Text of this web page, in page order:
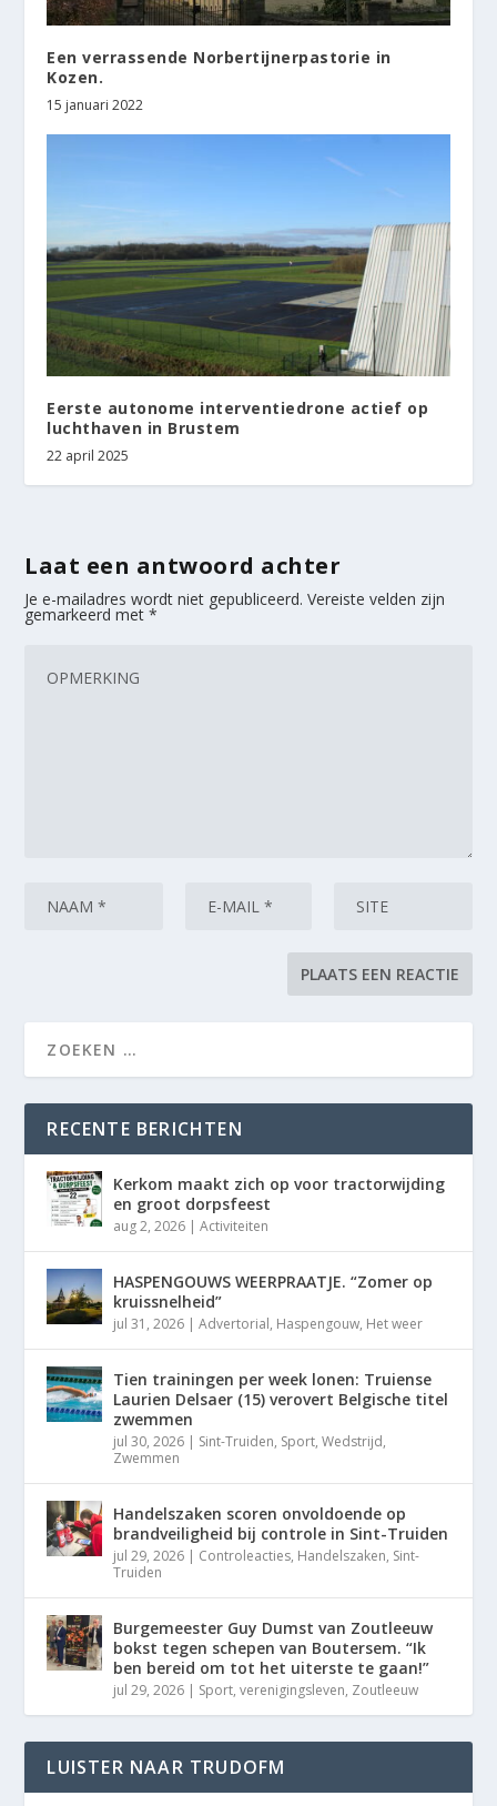
Een verrassende Norbertijnerpastorie in
Kozen.
15 januari 2022
Eerste autonome interventiedrone actief op
luchthaven in Brustem
22 april 2025
Laat een antwoord achter
Je e-mailadres wordt niet gepubliceerd. Vereiste velden zijn
gemarkeerd met*
RECENTE BERICHTEN
Kerkom maakt zich op voor tractorwijding
en groot dorpsfeest
aug 2, 2026 |Activiteiten
HASPENGOUWS WEERPRAATJE. “Zomer op
kruissnelheid”
jul 31, 2026 |Advertorial, Haspengouw, Het weer
Tien trainingen per week lonen: Truiense
Laurien Delsaer (15) verovert Belgische titel
zwemmen
jul 30, 2026 | Sint-Truiden, Sport,Wedstrijd,
Zwemmen
Handelszaken scoren onvoldoende op
brandveiligheid bij controle in Sint-Truiden
jul 29, 2026 | Controleacties, Handelszaken, Sint-
Truiden
Burgemeester Guy Dumst van Zoutleeuw
bokst tegen schepen van Boutersem. “Ik
ben bereid om tot het uiterste te gaan!”
jul 29, 2026 | Sport,verenigingsleven, Zoutleeuw
LUISTER NAAR TRUDOFM